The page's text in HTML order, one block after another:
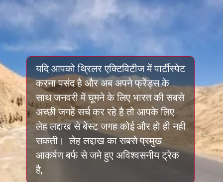
यदि आपको थ्रिलर एक्टिविटीज में पार्टीस्पेट
करना पसंद है और अब अपने फ्रेंड्स के
साथ जनवरी में घूमने के लिए भारत की सबसे
अच्छी जगहें सर्च कर रहे है तो आपके लिए
लेह लद्दाख से बेस्ट जगह कोई और हो ही नही
सकती। लेह लद्दाख का सबसे प्रमुख
आकर्षण बर्फ से जमे हुए अविश्वसनीय ट्रेक
है,